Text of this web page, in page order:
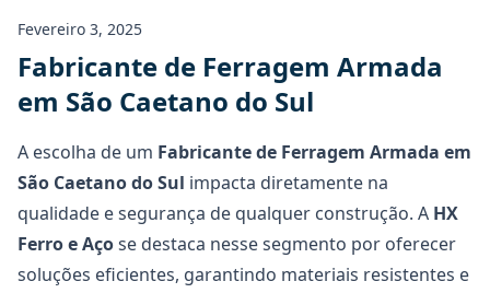
Fevereiro 3, 2025
Fabricante de Ferragem Armada
em São Caetano do Sul
A escolha de um Fabricante de Ferragem Armada em
São Caetano do Sul impacta diretamente na
qualidade e segurança de qualquer construção. A HX
Ferro e Açose destaca nesse segmento por oferecer
soluções eficientes, garantindo materiais resistentes e